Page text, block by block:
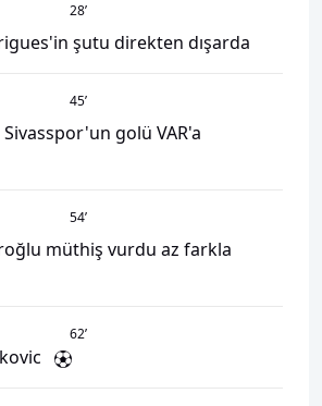
28’
şutu direkten dışarda
45’
golü VAR'a
54’
müthiş vurdu az farkla
62’